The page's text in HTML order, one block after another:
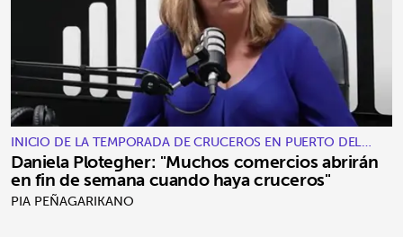
INICIO DE LA TEMPORADA DE CRUCEROS EN PUERTO DEL
ROSARIO
Daniela Plotegher: "Muchos comercios abrirán
en fin de semana cuando haya cruceros"
PIA PEÑAGARIKANO